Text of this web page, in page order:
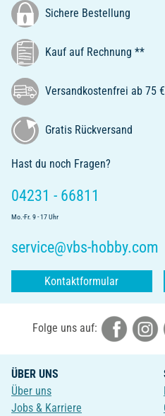
Sichere Bestellung
Kauf auf Rechnung **
Versandkostenfrei ab 75
Gratis Rückversand
Hast du noch Fragen?
04231 - 66811
Mo.-Fr. 9 - 17 Uhr
service@vbs-hobby.com
Kontaktformular
Folge uns auf:
ÜBER UNS
Über uns
Jobs & Karriere